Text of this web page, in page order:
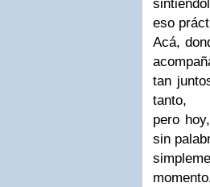
eso
Acá,
tan
tanto,
pero
sin